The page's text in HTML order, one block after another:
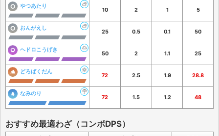
やつあたり
10 2 1 5
おんがえし
25 0.5 0.1 50
ヘドロこうげき
50 2 1.1 25
どろばくだん
72 2.5 1.9 28.8
なみのり
72 1.5 1.2 48
おすすめ最適わざ（コンボDPS）